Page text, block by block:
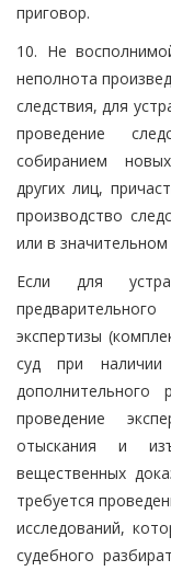
приговор.
10. Не
неполнота
следствия, для
проведение
собиранием
других лиц,
производство
или в
Если для
экспертизы
суд при наличии
дополнительного
проведение
отыскания и
вещественных
требуется
исследований,
судебного